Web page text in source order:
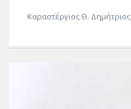
Καραστέργιος Θ. Δημήτριος